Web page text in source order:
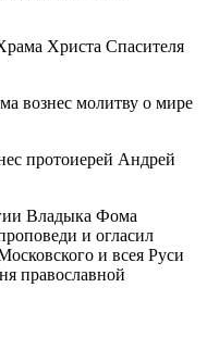
Христа Спасителя
вознес молитву о мире
протоиерей Андрей
Владыка Фома
и огласил
и всея Руси
православной